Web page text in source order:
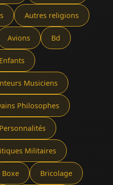
Autres religions
Avions Bd
Musiciens
Philosophes
Militaires
Boxe Bricolage